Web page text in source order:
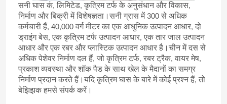
गुणवत्ता नियंत्रण
संपर्क करें
समाचार
सनी घास कं, लिमिटेड, कृत्रिम टर्फ के अनुसंधान और विकास,
निर्माण और बिक्री में विशेषज्ञता।सनी ग्रास में 300 से अधिक
कर्मचारी हैं, 40,000 वर्ग मीटर का एक आधुनिक उत्पादन आधार, दो
ड्राइंग बेस, एक कृत्रिम टर्फ उत्पादन आधार, एक तार जाल उत्पादन
आधार और एक रबर और प्लास्टिक उत्पादन आधार है।चीन में दस से
अधिक पेशेवर निर्माण दल हैं, जो कृत्रिम टर्फ, रबर ट्रैक, वायर मेष,
प्रकाश व्यवस्था और शॉक पैड के साथ खेल के मैदानों का समग्र
निर्माण प्रदान करते हैं।यदि कृत्रिम घास के बारे में कोई प्रश्न हैं, तो
बेझिझक हमसे संपर्क करें।